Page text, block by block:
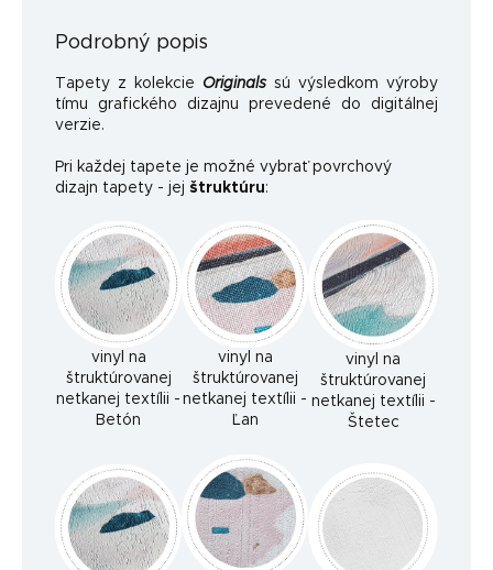
Podrobný popis
Tapety z kolekcie Originals sú výsledkom výroby
tímu grafického dizajnu prevedené do digitálnej
verzie.
Pri každej tapete je možné vybrať povrchový
dizajn tapety - jej štruktúru:
vinyl na
štruktúrovanej
netkanej textílii -
Betón
vinyl na
štruktúrovanej
netkanej textílii -
Ľan
vinyl na
štruktúrovanej
netkanej textílii -
Štetec